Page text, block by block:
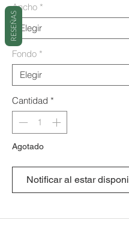
Ancho *
Fondo *
Cantidad *
Agotado
Notificar al estar
RESEÑAS